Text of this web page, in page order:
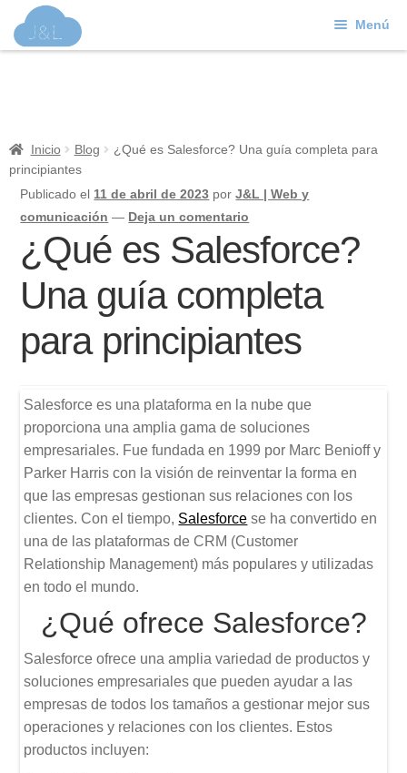
a
al
Menú
Soporte
Inicio Blog
¿Qué es Salesforce? Una guía completa para
principiantes
Publicado el 11 de abril de 2023 porJ&L | Web y
comunicación — Deja un comentario
¿Qué es Salesforce?
Una guía completa
para principiantes
Salesforce es una plataforma en la nube que
proporciona una amplia gama de soluciones
empresariales. Fue fundada en 1999 por Marc Benioff y
Parker Harris con la visión de reinventar la forma en
que las empresas gestionan sus relaciones con los
clientes. Con el tiempo, Salesforce se ha convertido en
una de las plataformas de CRM (Customer
Relationship Management) más populares y utilizadas
en todo el mundo.
¿Qué ofrece Salesforce?
Salesforce ofrece una amplia variedad de productos y
soluciones empresariales que pueden ayudar a las
empresas de todos los tamaños a gestionar mejor sus
operaciones y relaciones con los clientes. Estos
productos incluyen: